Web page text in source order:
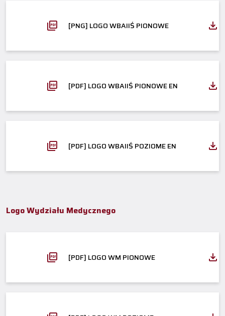
[PNG] LOGO WBAIIŚ PIONOWE
[PDF] LOGO WBAIIŚ PIONOWE EN
[PDF] LOGO WBAIIŚ POZIOME EN
Logo Wydziału Medycznego
[PDF] LOGO WM PIONOWE